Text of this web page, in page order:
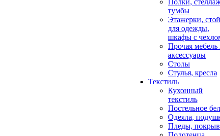
Полки,
тумбы
Этажерки,
для одежды,
шкафы с
Прочая мебель
аксессуары
Столы
Стулья, кресла
Текстиль
Кухонный
текстиль
Постельное
Одеяла,
Пледы,